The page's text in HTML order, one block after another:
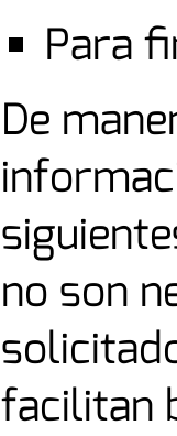
Para
De
no son
facilitan